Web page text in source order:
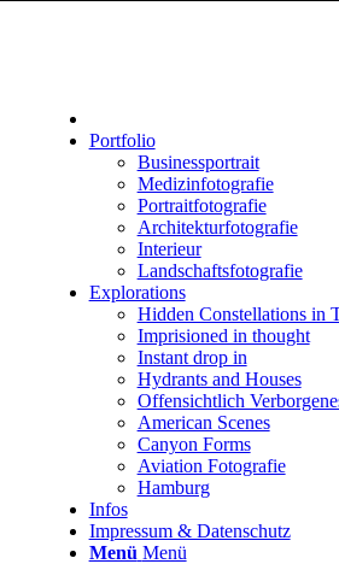
Portfolio
Businessportrait
Medizinfotografie
Portraitfotografie
Architekturfotografie
Interieur
Landschaftsfotografie
Explorations
Hidden Constellations in
Imprisioned in thought
Instant drop in
Hydrants and Houses
Offensichtlich
American Scenes
Canyon Forms
Aviation Fotografie
Hamburg
Infos
Impressum & Datenschutz
Menü Menü